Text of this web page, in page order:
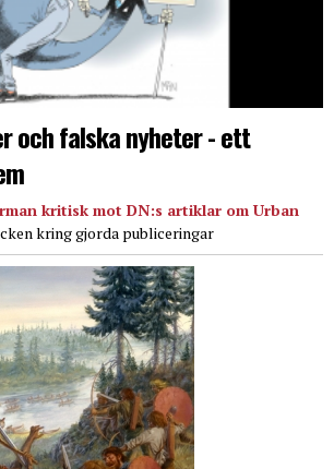
och falska nyheter - ett
kritisk mot DN:s artiklar om Urban
kring gjorda publiceringar